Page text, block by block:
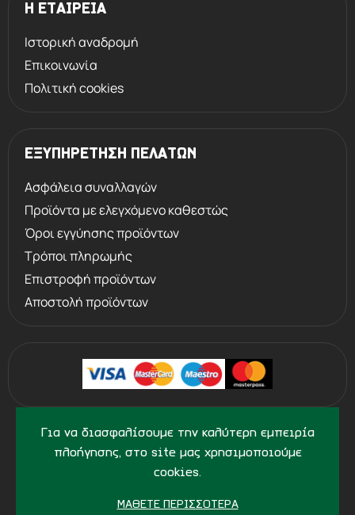
Για να διασφαλίσουμε την καλύτερη εμπειρία
πλοήγησης, στο site μας χρησιμοποιούμε
cookies.
ΜΆΘΕΤΕ ΠΕΡΙΣΣΌΤΕΡΑ
Η ΕΤΑΙΡΕΙΑ
Ιστορική αναδρομή
Επικοινωνία
Πολιτική cookies
ΕΞΥΠΗΡΕΤΗΣΗ ΠΕΛΑΤΩΝ
Ασφάλεια συναλλαγών
Προϊόντα με ελεγχόμενο καθεστώς
Όροι εγγύησης προϊόντων
Τρόποι πληρωμής
Επιστροφή προϊόντων
Αποστολή προϊόντων
© 2013 - 2026 PERVOLARAKIS.GR